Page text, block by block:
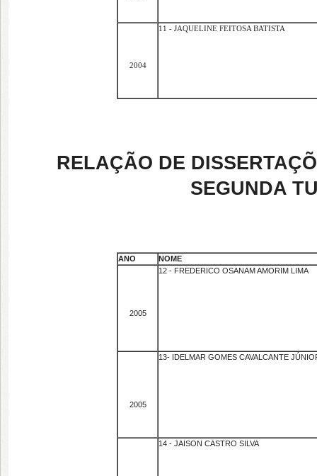
2004
11 - JAQUELINE FEITOSA BATISTA
RELAÇÃO DE
SEGUNDA
ANO NOME
2005
12 - FREDERICO OSANAM AMORIM LIMA
2005
13- IDELMAR GOMES CAVALCANTE
14 - JAISON CASTRO SILVA